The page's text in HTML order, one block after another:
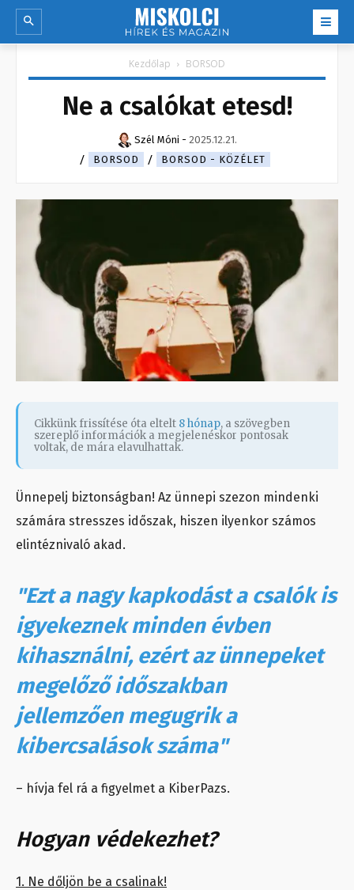
Kezdőlap BORSOD
Ne a csalókat etesd!
Szél Móni - 2025.12.21.
BORSOD
BORSOD - KÖZÉLET
Cikkünk frissítése óta eltelt 8 hónap, a szövegben
szereplő információk a megjelenéskor pontosak
voltak, de mára elavulhattak.
Ünnepelj biztonságban! Az ünnepi szezon mindenki
számára stresszes időszak, hiszen ilyenkor számos
elintéznivaló akad.
"Ezt a nagy kapkodást a csalók is
igyekeznek minden évben
kihasználni, ezért az ünnepeket
megelőző időszakban
jellemzően megugrik a
kibercsalások száma"
– hívja fel rá a figyelmet a KiberPazs.
Hogyan védekezhet?
1. Ne dőljön be a csalinak!